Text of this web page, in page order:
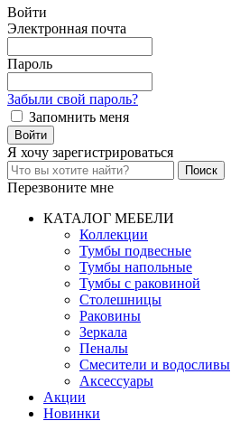
Войти
Электронная почта
Пароль
Забыли свой пароль?
Запомнить меня
Я хочу зарегистрироваться
Перезвоните мне
КАТАЛОГ МЕБЕЛИ
Коллекции
Тумбы подвесные
Тумбы напольные
Тумбы с раковиной
Столешницы
Раковины
Зеркала
Пеналы
Смесители и водосливы
Аксессуары
Акции
Новинки